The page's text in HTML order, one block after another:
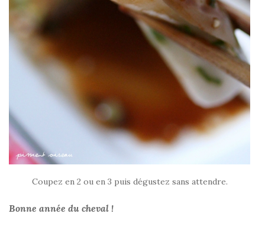
Coupez en 2 ou en 3 puis dégustez sans attendre.
Bonne année du cheval !